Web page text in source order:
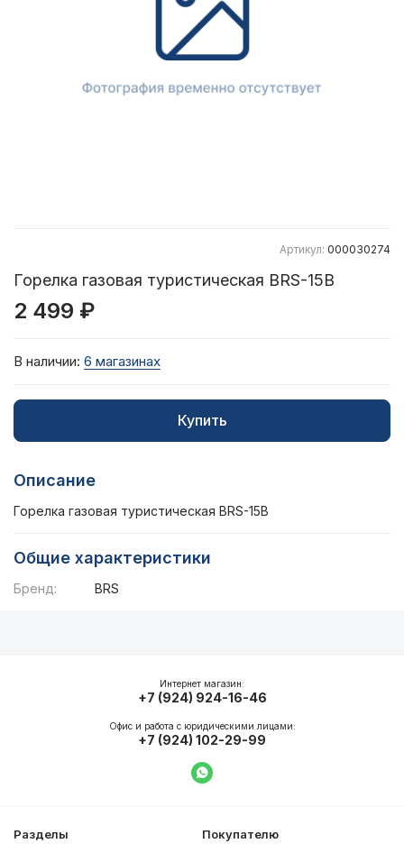
Артикул: 000030274
Горелка газовая туристическая BRS-15B
2 499 ₽
В наличии: 6 магазинах
Купить
Описание
Горелка газовая туристическая BRS-15B
Общие характеристики
Бренд: BRS
Разделы
Покупателю
Интернет магазин:
+7 (924) 924-16-46
Офис и работа с юридическими лицами:
+7 (924) 102-29-99
Написать в WhatsApp